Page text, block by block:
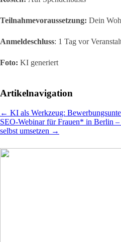
Teilnahmevoraussetzung: Dein
Anmeldeschluss: 1 Tag vor
Foto: KI generiert
Artikelnavigation
← KI als Werkzeug:
SEO-Webinar für Frauen* in Berlin
selbst umsetzen →